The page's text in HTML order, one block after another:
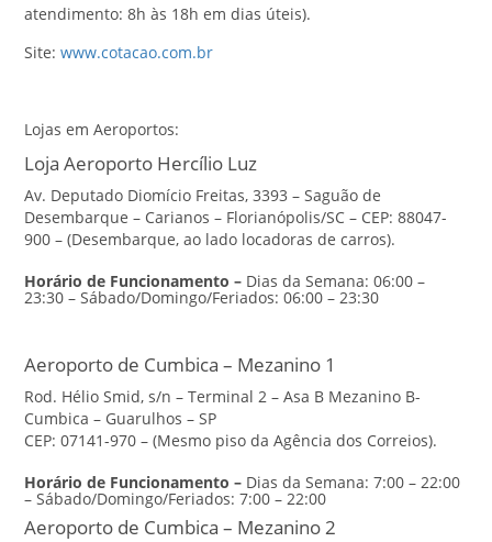
atendimento: 8h às 18h em dias úteis).
Site:www.cotacao.com.br
Lojas em Aeroportos:
Loja Aeroporto Hercílio Luz
Av. Deputado Diomício Freitas, 3393 – Saguão de
Desembarque – Carianos – Florianópolis/SC – CEP: 88047-
900 – (Desembarque, ao lado locadoras de carros).
Horário de Funcionamento – Dias da Semana: 06:00 –
23:30 – Sábado/Domingo/Feriados: 06:00 – 23:30
Aeroporto de Cumbica – Mezanino 1
Rod. Hélio Smid, s/n – Terminal 2 – Asa B Mezanino B-
Cumbica – Guarulhos – SP
CEP: 07141-970 – (Mesmo piso da Agência dos Correios).
Horário de Funcionamento– Dias da Semana: 7:00 – 22:00
– Sábado/Domingo/Feriados: 7:00 – 22:00
Aeroporto de Cumbica – Mezanino 2